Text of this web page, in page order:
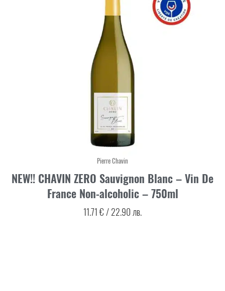
Pierre Chavin
NEW!! CHAVIN ZERO Sauvignon Blanc – Vin De
France Non-alcoholic – 750ml
11.71€/22.90лв.